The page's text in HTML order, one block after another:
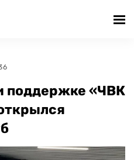
поддержке «ЧВК